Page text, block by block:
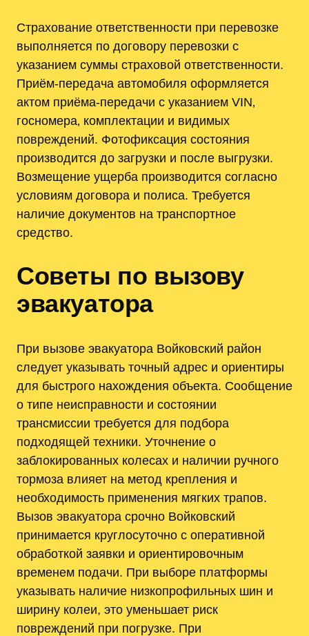
Страхование ответственности при перевозке
выполняется по договору перевозки с
указанием суммы страховой ответственности.
Приём-передача автомобиля оформляется
актом приёма-передачи с указанием VIN‚
госномера‚ комплектации и видимых
повреждений. Фотофиксация состояния
производится до загрузки и после выгрузки.
Возмещение ущерба производится согласно
условиям договора и полиса. Требуется
наличие документов на транспортное
средство.
Советы по вызову
эвакуатора
При вызове эвакуатора Войковский район
следует указывать точный адрес и ориентиры
для быстрого нахождения объекта. Сообщение
о типе неисправности и состоянии
трансмиссии требуется для подбора
подходящей техники. Уточнение о
заблокированных колесах и наличии ручного
тормоза влияет на метод крепления и
необходимость применения мягких трапов.
Вызов эвакуатора срочно Войковский
принимается круглосуточно с оперативной
обработкой заявки и ориентировочным
временем подачи. При выборе платформы
указывать наличие низкопрофильных шин и
ширину колеи, это уменьшает риск
повреждений при погрузке. При